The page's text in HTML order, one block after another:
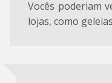
Vocês poderiam
lojas, como